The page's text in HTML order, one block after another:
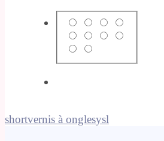
shortvernis à onglesysl